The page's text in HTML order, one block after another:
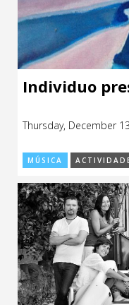
Individuo
Thursday, December
MÚSICA